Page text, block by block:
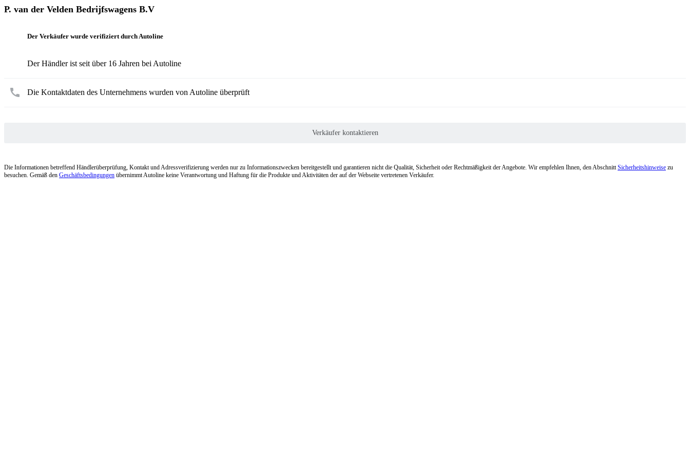
P. van der Velden Bedrijfswagens B.V
Der Verkäufer wurde verifiziert durch Autoline
Der Händler ist seit über 16 Jahren bei Autoline
Die Kontaktdaten des Unternehmens wurden von Autoline überprüft
Verkäufer kontaktieren
Die Informationen betreffend Händlerüberprüfung, Kontakt und Adressverifizierung werden nur zu Informationszwecken bereitgestellt und garantieren nicht die Qualität, Sicherheit oder Rechtmäßigkeit der Angebote. Wir empfehlen Ihnen, den AbschnittSicherheitshinweise zu
besuchen. Gemäß den Geschäftsbedingungen übernimmt Autoline keine Verantwortung und Haftung für die Produkte und Aktivitäten der auf der Webseite vertretenen Verkäufer.